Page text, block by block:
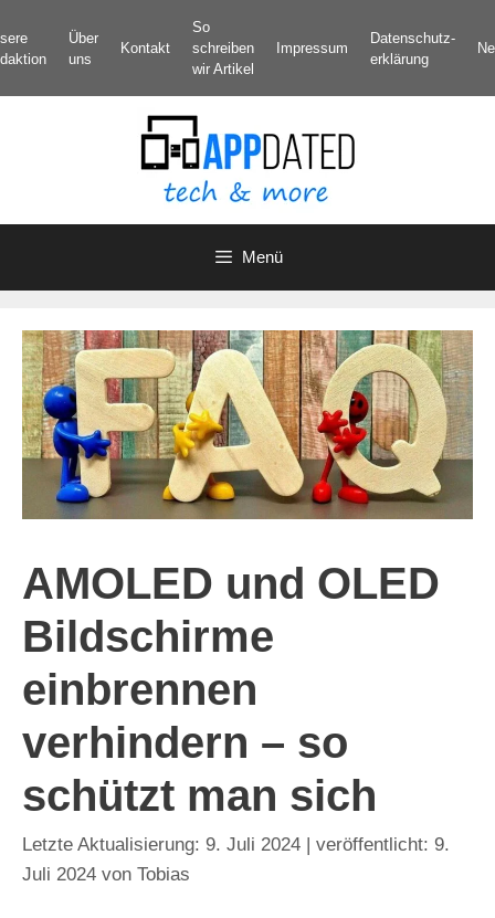
Inhalt
springen
Über
uns
Kontakt
So
schreiben
wir Artikel
Impressum
Datenschutz­
erklärung
Menü
AMOLED und OLED
Bildschirme
einbrennen
verhindern – so
schützt man sich
9. Juli 2024
9.
Juli 2024 von Tobias